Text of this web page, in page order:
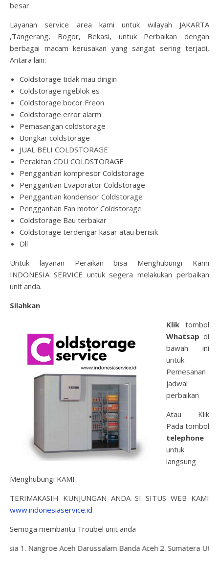
besar.
Layanan service area kami untuk wilayah JAKARTA
,Tangerang, Bogor, Bekasi, untuk Perbaikan dengan
berbagai macam kerusakan yang sangat sering terjadi,
Antara lain:
Coldstorage tidak mau dingin
Coldstorage ngeblok es
Coldstorage bocor Freon
Coldstorage error alarm
Pemasangan coldstorage
Bongkar coldstorage
JUAL BELI COLDSTORAGE
Perakitan CDU COLDSTORAGE
Penggantian kompresor Coldstorage
Penggantian Evaporator Coldstorage
Penggantian kondensor Coldstorage
Penggantian Fan motor Coldstorage
Coldstorage Bau terbakar
Coldstorage terdengar kasar atau berisik
Dll
Untuk layanan Peraikan bisa Menghubungi Kami
INDONESIA SERVICE untuk segera melakukan perbaikan
unit anda.
Silahkan
Klik tombol
Whatsap di
bawah ini
untuk
Pemesanan
jadwal
perbaikan
Atau Klik
Pada tombol
telephone
untuk
langsung
Menghubungi KAMI
TERIMAKASIH KUNJUNGAN ANDA SI SITUS WEB KAMI
www.indonesiaservice.id
Semoga membantu Troubel unit anda
kota2 di indonesia 1.